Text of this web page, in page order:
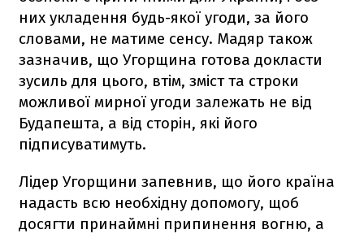
них укладення будь-якої угоди, за його
словами, не матиме сенсу. Мадяр також
зазначив, що Угорщина готова докласти
зусиль для цього, втім, зміст та строки
можливої мирної угоди залежать не від
Будапешта, а від сторін, які його
підписуватимуть.
Лідер Угорщини запевнив, що його країна
надасть всю необхідну допомогу, щоб
досягти принаймні припинення вогню, а